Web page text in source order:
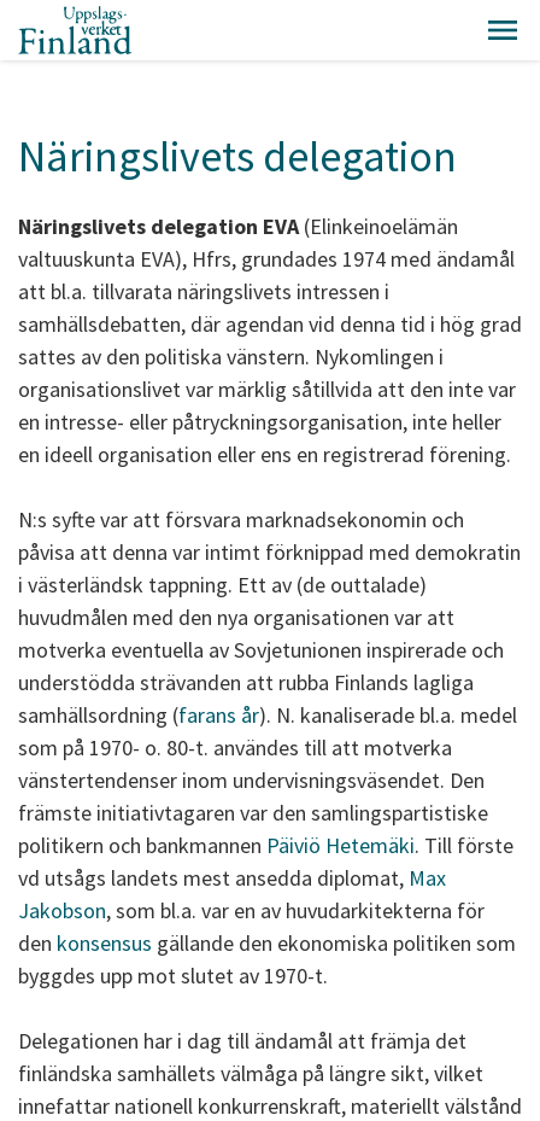
Näringslivets delegation
Näringslivets delegation EVA(Elinkeinoelämän
valtuuskunta EVA), Hfrs, grundades 1974 med ändamål
att bl.a. tillvarata näringslivets intressen i
samhällsdebatten, där agendan vid denna tid i hög grad
sattes av den politiska vänstern. Nykomlingen i
organisationslivet var märklig såtillvida att den inte var
en intresse- eller påtryckningsorganisation, inte heller
en ideell organisation eller ens en registrerad förening.
N:s syfte var att försvara marknadsekonomin och
påvisa att denna var intimt förknippad med demokratin
i västerländsk tappning. Ett av (de outtalade)
huvudmålen med den nya organisationen var att
motverka eventuella av Sovjetunionen inspirerade och
understödda strävanden att rubba Finlands lagliga
samhällsordning (farans år). N. kanaliserade bl.a. medel
som på 1970- o. 80-t. användes till att motverka
vänstertendenser inom undervisningsväsendet. Den
främste initiativtagaren var den samlingspartistiske
politikern och bankmannen Päiviö Hetemäki. Till förste
vd utsågs landets mest ansedda diplomat, Max
Jakobson, som bl.a. var en av huvudarkitekterna för
den konsensus gällande den ekonomiska politiken som
byggdes upp mot slutet av 1970-t.
Delegationen har i dag till ändamål att främja det
finländska samhällets välmåga på längre sikt, vilket
innefattar nationell konkurrenskraft, materiellt välstånd